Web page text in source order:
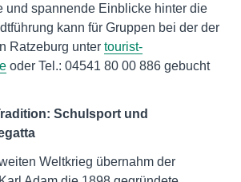
und spannende Einblicke hinter die
kann für Gruppen bei der der
Ratzeburg unter tourist-
oder Tel.: 04541 80 00 886 gebucht
Schulsport und
Weltkrieg übernahm der